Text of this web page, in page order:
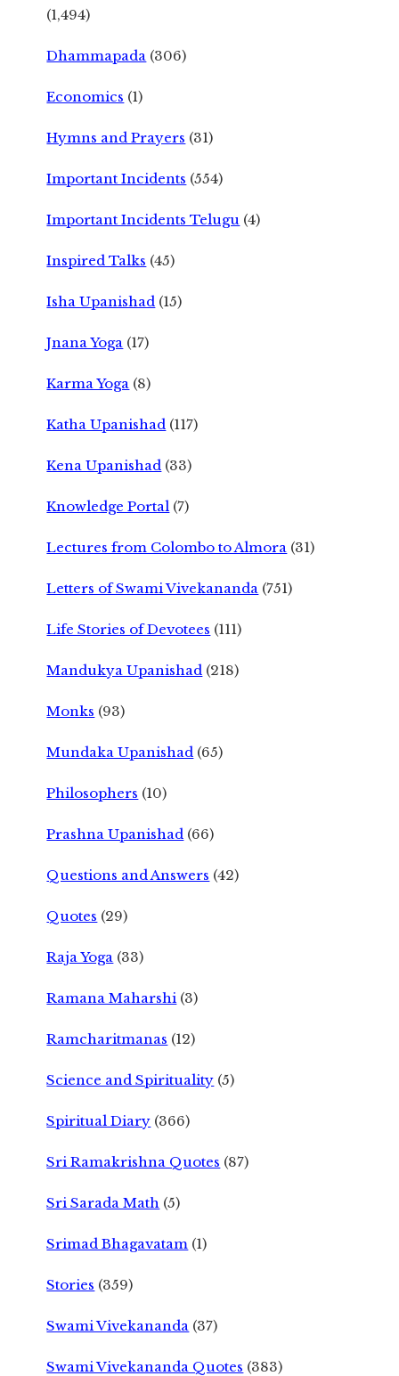
(1,494)
Dhammapada (306)
Economics (1)
Hymns and Prayers (31)
Important Incidents (554)
Important Incidents Telugu (4)
Inspired Talks (45)
Isha Upanishad (15)
Jnana Yoga (17)
Karma Yoga (8)
Katha Upanishad (117)
Kena Upanishad (33)
Knowledge Portal (7)
Lectures from Colombo to Almora (31)
Letters of Swami Vivekananda (751)
Life Stories of Devotees (111)
Mandukya Upanishad (218)
Monks (93)
Mundaka Upanishad (65)
Philosophers (10)
Prashna Upanishad (66)
Questions and Answers (42)
Quotes (29)
Raja Yoga (33)
Ramana Maharshi (3)
Ramcharitmanas (12)
Science and Spirituality (5)
Spiritual Diary (366)
Sri Ramakrishna Quotes (87)
Sri Sarada Math (5)
Srimad Bhagavatam (1)
Stories (359)
Swami Vivekananda (37)
Swami Vivekananda Quotes (383)